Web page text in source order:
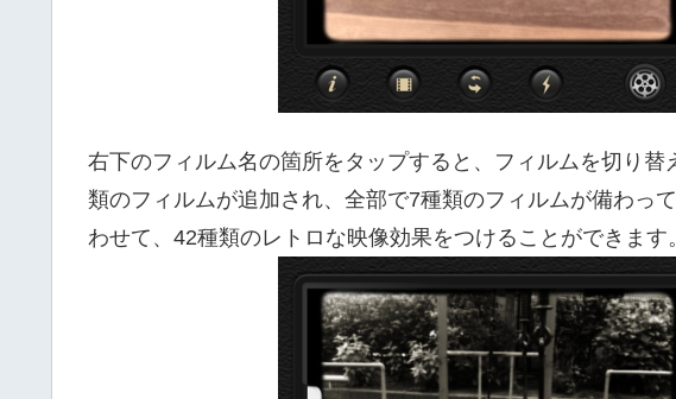
右下のフィルム名の箇所をタップすると、フィルムを切り
類のフィルムが追加され、全部で7種類のフィルムが備わっ
わせて、42種類のレトロな映像効果をつけることができます。